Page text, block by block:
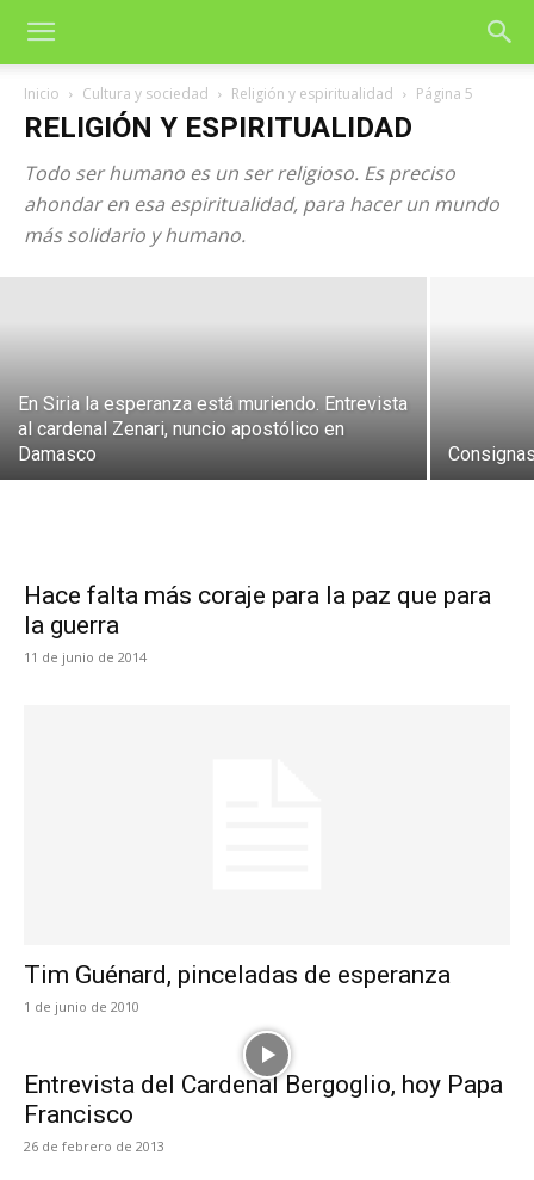
Inicio Cultura y sociedad Religión y espiritualidad Página 5
RELIGIÓN Y ESPIRITUALIDAD
Todo ser humano es un ser religioso. Es preciso
ahondar en esa espiritualidad, para hacer un mundo
más solidario y humano.
Amo a Cristo por sus «defectos»
14 de noviembre de 2004
En Siria la esperanza está muriendo. Entrevista
al cardenal Zenari, nuncio apostólico en
Damasco
Hace falta más coraje para la paz que para
la guerra
11 de junio de 2014
Tim Guénard, pinceladas de esperanza
1 de junio de 2010
Entrevista del Cardenal Bergoglio, hoy Papa
Francisco
26 de febrero de 2013